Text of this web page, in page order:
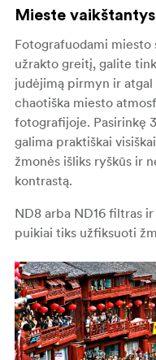
Mieste
Fotografuodami miesto
užrakto greitį, galite
judėjimą pirmyn ir
chaotiška miesto
fotografijoje. Pasirinkę
galima praktiškai
žmonės išliks ryškūs ir
kontrastą.
ND8 arba ND16 filtras
puikiai tiks užfiksuoti